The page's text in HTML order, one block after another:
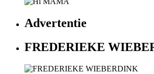
Advertentie
FREDERIEKE